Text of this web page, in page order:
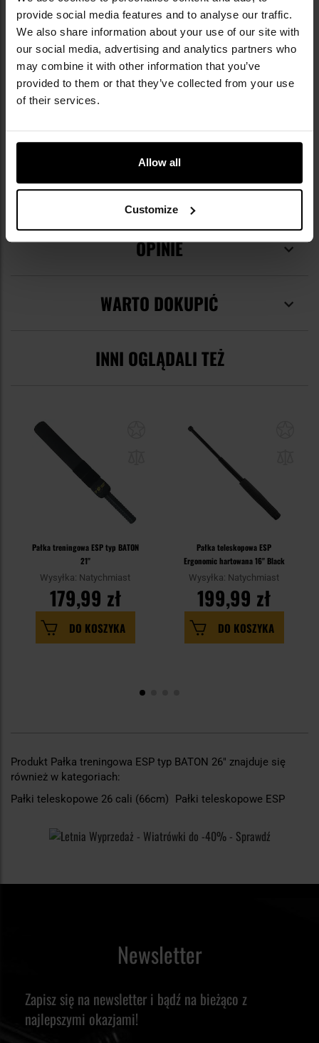
provide social media features and to analyse our traffic.
We also share information about your use of our site with
our social media, advertising and analytics partners who
may combine it with other information that you’ve
provided to them or that they’ve collected from your use
of their services.
Allow all
Customize
potwierdza jej zaawansowanie technologiczne
oraz niezawodność.
DANE TECHNICZNE
Więcej
ESP
OPINIE
WARTO DOKUPIĆ
INNI OGLĄDALI TEŻ
Pałka treningowa ESP typ BATON
21"
Wysyłka: Natychmiast
179,99 zł
DO KOSZYKA
Pałka teleskopowa ESP
Ergonomic hartowana 16" Black
Wysyłka: Natychmiast
199,99 zł
DO KOSZYKA
Produkt Pałka treningowa ESP typ BATON 26" znajduje się
również w kategoriach:
Pałki teleskopowe 26 cali (66cm)
Pałki teleskopowe ESP
Newsletter
Zapisz się na newsletter i bądź na bieżąco z
najlepszymi okazjami!